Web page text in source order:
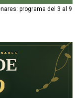
programa del 3 al 9